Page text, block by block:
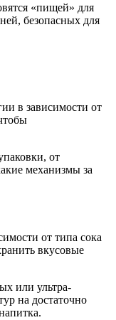
«пищей» для
безопасных для
в зависимости от
от
механизмы за
от типа сока
вкусовые
или ультра-
на достаточно